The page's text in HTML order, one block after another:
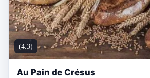
(4.3)
Au Pain de Crésus